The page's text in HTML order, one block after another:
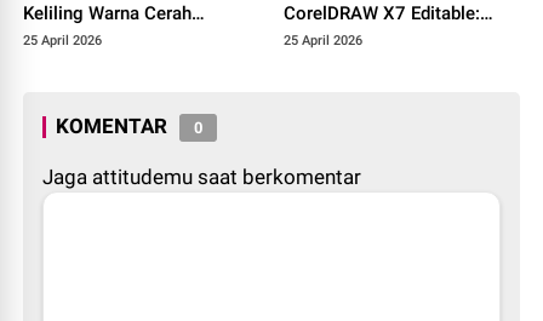
Keliling Warna Cerah
Menyala: Bisa Buat idul Fitrid
25 April 2026
CorelDRAW X7 Editable:
Cocok untuk Wedding
25 April 2026
KOMENTAR 0
Jaga attitudemu saat berkomentar